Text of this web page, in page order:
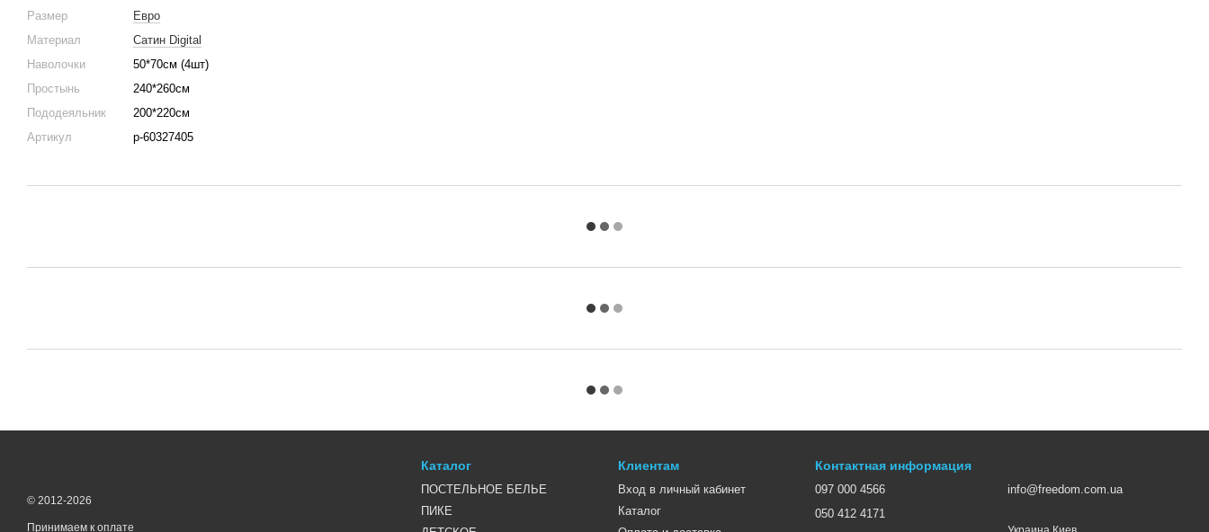
Размер
Евро
Материал
Сатин Digital
Наволочки
50*70см (4шт)
Простынь
240*260см
Пододеяльник
200*220см
Артикул
p-60327405
© 2012-2026
Принимаем к оплате
Каталог
ПОСТЕЛЬНОЕ БЕЛЬЕ
ПИКЕ
Клиентам
Вход в личный кабинет
Каталог
Контактная информация
097 000 4566
050 412 4171
info@freedom.com.ua